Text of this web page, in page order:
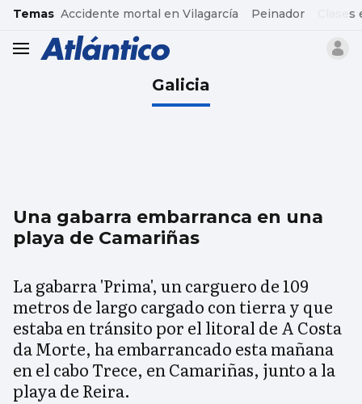
common.go-to-content
Temas Accidente mortal en Vilagarcía Peinador
header.menu.open
Galicia
Una gabarra embarranca en una
playa de Camariñas
La gabarra 'Prima', un carguero de 109
metros de largo cargado con tierra y que
estaba en tránsito por el litoral de A Costa
da Morte, ha embarrancado esta mañana
en el cabo Trece, en Camariñas, junto a la
playa de Reira.